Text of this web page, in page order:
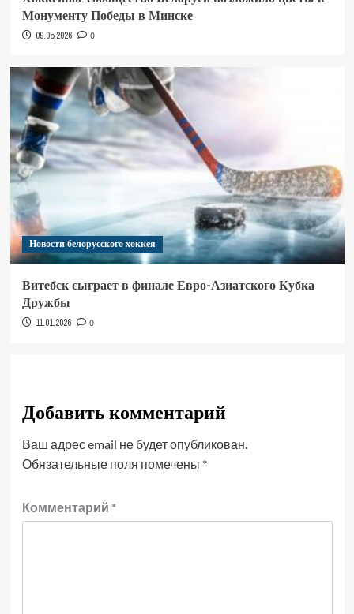
Монументу Победы в Минске
09.05.2026 0
Новости белорусского хоккея
Витебск сыграет в финале Евро-Азиатского Кубка
Дружбы
11.01.2026 0
Добавить комментарий
Ваш адрес email не будет опубликован.
Обязательные поля помечены *
Комментарий *